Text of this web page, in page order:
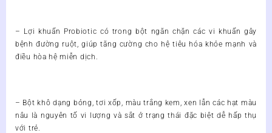
– Lợi khuẩn Probiotic có trong bột ngăn chặn các vi khuẩn gây
bệnh đường ruột, giúp tăng cường cho hệ tiêu hóa khỏe mạnh và
điều hòa hệ miễn dịch.
– Bột khô dạng bỏng, tơi xốp, màu trắng kem, xen lẫn các hạt màu
nâu là nguyên tố vi lượng và sắt ở trạng thái đặc biệt dễ hấp thụ
với trẻ.